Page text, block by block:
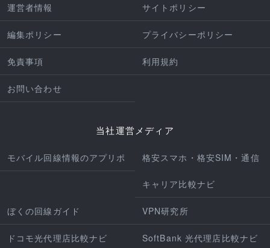
運営者情報 サイトポリシー
編集ポリシー プライバシーポリシー
免責事項 利用規約
お問い合わせ
当社運営メディア
モバイル回線情報のアプリポ 格安スマホ・格安SIM・通信
キャリア比較ナビ
ぼくの回線ガイド VPN研究所
ドコモ光代理店比較ナビ SoftBank 光代理店比較ナビ